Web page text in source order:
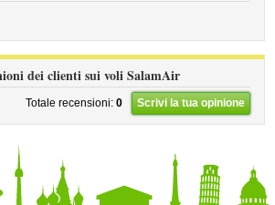
dei clienti sui voli SalamAir
Totale recensioni: 0 Scrivi la tua opinione